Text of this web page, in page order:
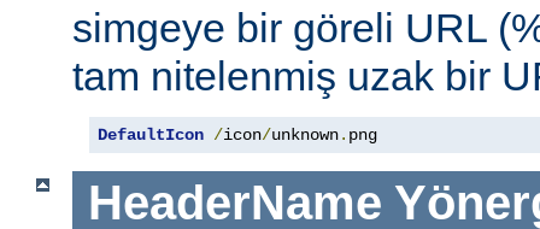
simgeye bir göreli URL
tam nitelenmiş uzak bir
DefaultIcon /icon/unknown. png
HeaderName